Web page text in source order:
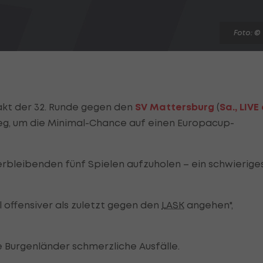
Foto: ©
der 32. Runde gegen den SV Mattersburg (Sa.,
um die Minimal-Chance auf einen Europacup-
fünf Spielen aufzuholen – ein
offensiver als zuletzt gegen den LASK angehen",
schmerzliche Ausfälle.